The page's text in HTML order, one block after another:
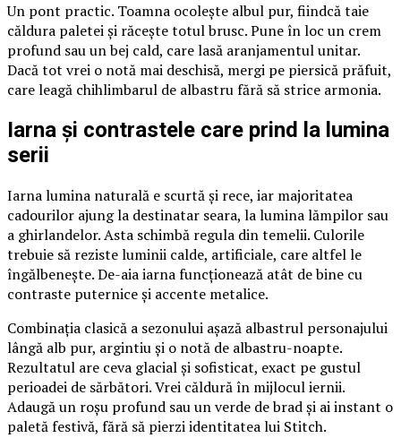
Un pont practic. Toamna ocolește albul pur, fiindcă taie
căldura paletei și răcește totul brusc. Pune în loc un crem
profund sau un bej cald, care lasă aranjamentul unitar.
Dacă tot vrei o notă mai deschisă, mergi pe piersică prăfuit,
care leagă chihlimbarul de albastru fără să strice armonia.
Iarna și contrastele care prind la lumina
serii
Iarna lumina naturală e scurtă și rece, iar majoritatea
cadourilor ajung la destinatar seara, la lumina lămpilor sau
a ghirlandelor. Asta schimbă regula din temelii. Culorile
trebuie să reziste luminii calde, artificiale, care altfel le
îngălbenește. De-aia iarna funcționează atât de bine cu
contraste puternice și accente metalice.
Combinația clasică a sezonului așază albastrul personajului
lângă alb pur, argintiu și o notă de albastru-noapte.
Rezultatul are ceva glacial și sofisticat, exact pe gustul
perioadei de sărbători. Vrei căldură în mijlocul iernii.
Adaugă un roșu profund sau un verde de brad și ai instant o
paletă festivă, fără să pierzi identitatea lui Stitch.